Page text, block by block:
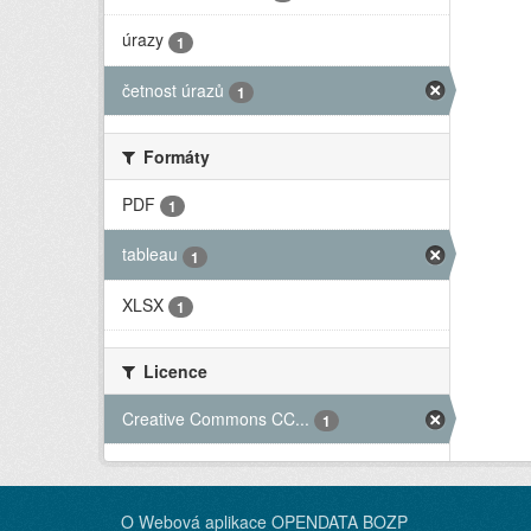
úrazy 1
četnost úrazů 1
Formáty
PDF
1
tableau 1
XLSX 1
Licence
Creative Commons CC...
1
O Webová aplikace OPENDATA BOZP